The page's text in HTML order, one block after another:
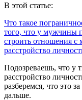
В этой статье:
Что такое
того, что у мужчины
строить отношения с
расстройство
Подозреваешь, что у
расстройство
разберемся, что это
дальше.